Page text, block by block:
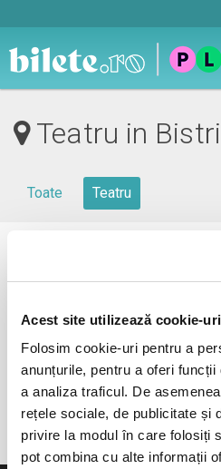
Acest site utilizează cookie-uri
Folosim cookie-uri pentru a
anunțurile, pentru a oferi
a analiza traficul. De
rețele sociale, de publicitate și
privire la modul în care folosiți
pot combina cu alte informații
Teatru in
Toate Teatru
0 evenimente in
anunta-ma pe email cand apare urmatorul eveniment la
Bistrita